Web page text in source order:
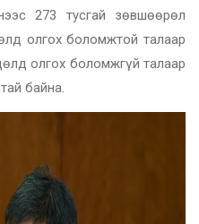
273 тусгай зөвшөөрөл
олгох боломжтой талаар
олгох боломжгүй талаар
байна.